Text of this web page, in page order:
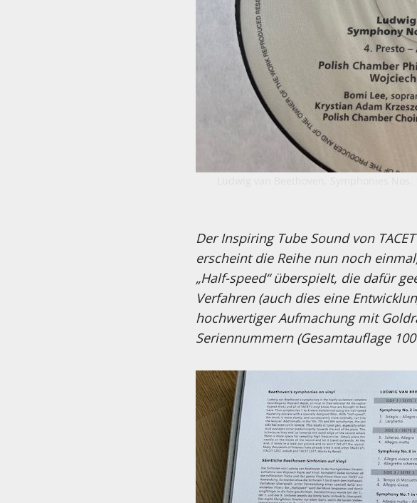
Der Inspiring Tube Sound von
erscheint die Reihe nun noch
„Half-speed“ überspielt, die dafür
Verfahren (auch dies eine
hochwertiger Aufmachung mit
Seriennummern (Gesamtauflage